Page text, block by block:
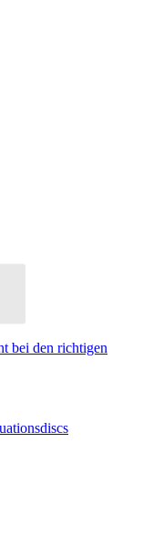
bei den richtigen